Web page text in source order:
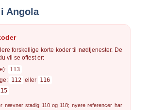
Angola
forskellige korte koder til nødtjenester. De
vil se oftest er:
113
112 eller 116
nævner stadig 110 og 118; nyere referencer har